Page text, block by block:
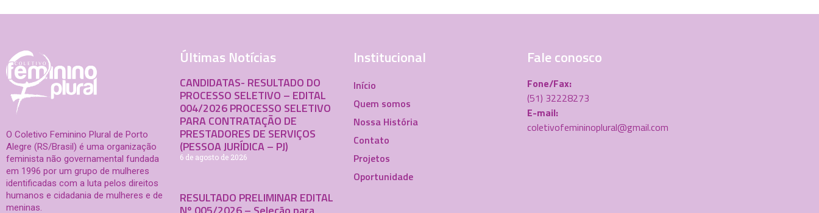
O Coletivo Feminino Plural de Porto
Alegre (RS/Brasil) é uma organização
feminista não governamental fundada
em 1996 por um grupo de mulheres
identificadas com a luta pelos direitos
humanos e cidadania de mulheres e de
meninas.
Últimas Notícias
CANDIDATAS- RESULTADO DO
PROCESSO SELETIVO – EDITAL
004/2026 PROCESSO SELETIVO
PARA CONTRATAÇÃO DE
PRESTADORES DE SERVIÇOS
(PESSOA JURÍDICA – PJ)
6 de agosto de 2026
RESULTADO PRELIMINAR EDITAL
Institucional
Início
Quem somos
Nossa História
Contato
Projetos
Oportunidade
Fale conosco
Fone/Fax:
(51) 32228273
E-mail:
coletivofemininoplural@gmail.com